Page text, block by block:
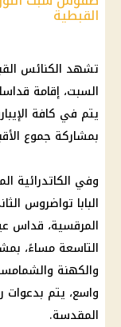
القبطية
تشهد الكنائس
السبت، إقامة
يتم في كافة
بمشاركة جموع
وفي الكاتدرائية
البابا تواضروس
المرقسية، قداس
التاسعة مساءً،
والكهنة
واسع، يتم
المقدسة.